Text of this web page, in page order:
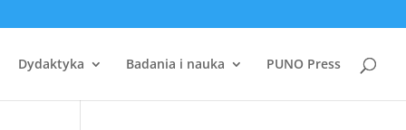
Dydaktyka Badania i nauka PUNO Press